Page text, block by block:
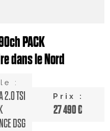
PACK
dans le Nord
:
2.0 TSI
DSG
Prix :
27 490 €